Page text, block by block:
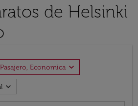
de Helsinki
Economica expand_more
expand_more